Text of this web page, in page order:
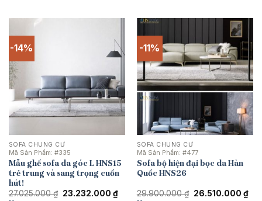
-14%
SOFA CHUNG CƯ
Mã Sản Phẩm: #335
Mẫu ghế sofa da góc L HNS15
trẻ trung và sang trọng cuốn
hút!
27.025.000₫ Giá
23.232.000 ₫Giá
-11%
SOFA CHUNG CƯ
Mã Sản Phẩm: #477
Sofa bộ hiện đại bọc da Hàn
Quốc HNS26
29.900.000₫ Giá
26.510.000 ₫Giá